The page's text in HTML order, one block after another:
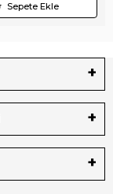
Sepete Ekle